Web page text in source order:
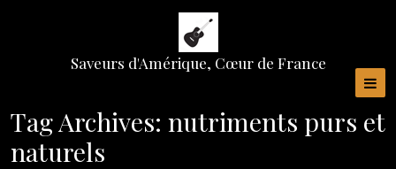
Saveurs d'Amérique, Cœur de France
Tag Archives: nutriments purs et
naturels